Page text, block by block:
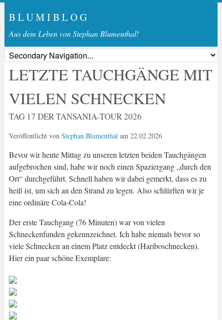
B L U M I B L O G
Aus dem Leben von Stephan Blumenthal!
LETZTE TAUCHGÄNGE MIT
VIELEN SCHNECKEN
TAG 17 DER TANSANIA-TOUR 2026
Veröffentlicht von Stephan Blumenthalam 22.02.2026
Bevor wir heute Mittag zu unseren letzten beiden Tauchgängen
aufgebrochen sind, habe wir noch einen Spaziergang „durch den
Ort“ durchgeführt. Schnell haben wir dabei gemerkt, dass es zu
heiß ist, um sich an den Strand zu legen. Also schlürften wir je
eine ordinäre Cola-Cola!
Der erste Tauchgang (76 Minuten) war von vielen
Schneckenfunden gekennzeichnet. Ich habe niemals bevor so
viele Schnecken an einem Platz entdeckt (Hariboschnecken).
Hier ein paar schöne Exemplare: